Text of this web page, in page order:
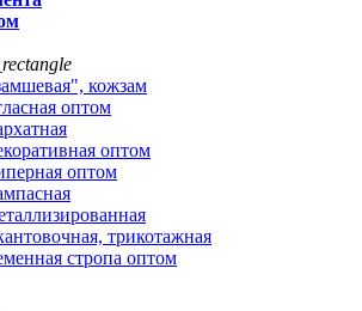
кожзам
оптом
оптом
оптом
трикотажная
стропа оптом